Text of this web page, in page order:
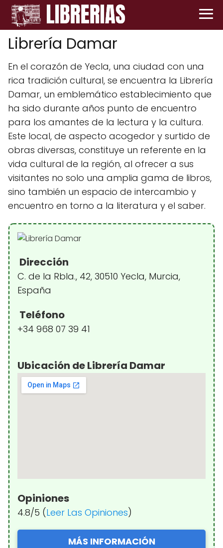
Librería Damar
En el corazón de Yecla, una ciudad con una
rica tradición cultural, se encuentra la Librería
Damar, un emblemático establecimiento que
ha sido durante años punto de encuentro
para los amantes de la lectura y la cultura.
Este local, de aspecto acogedor y surtido de
obras diversas, constituye un referente en la
vida cultural de la región, al ofrecer a sus
visitantes no solo una amplia gama de libros,
sino también un espacio de intercambio y
encuentro en torno a la literatura y el saber.
Dirección
C. de la Rbla., 42, 30510 Yecla, Murcia,
España
Teléfono
+34 968 07 39 41
Ubicación de Librería Damar
Opiniones
4.8/5 (Leer Las Opiniones)
MÁS INFORMACIÓN